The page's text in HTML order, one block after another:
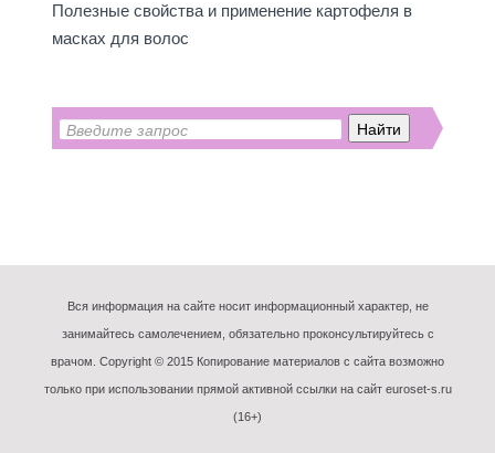
Полезные свойства и применение картофеля в
масках для волос
Вся информация на сайте носит информационный характер, не
занимайтесь самолечением, обязательно проконсультируйтесь с
врачом. Copyright © 2015 Копирование материалов с сайта возможно
только при использовании прямой активной ссылки на сайт euroset-s.ru
(16+)